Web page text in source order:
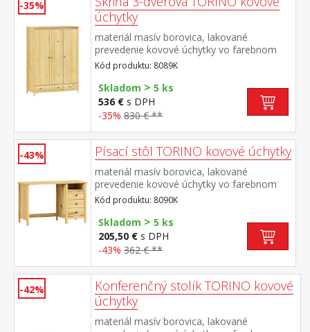
-35%
úchytky
materiál masív borovica, lakované
prevedenie kovové úchytky vo farebnom
prevedení černená mosadz priestor delený
v pomere 2:1 širšia časť šatníková tyč a
polica, užšia časť 3 police v spodnej časti 2
zásuvky s kovovými pojazdmi odporúčaný
nadstavec 8189K
Kód produktu: 8089K
Skladom > 5 ks
536 € s DPH
-35% 830 € **
-43% Písací stôl TORINO kovové úchytky
materiál masív borovica, lakované
prevedenie kovové úchytky vo farebnom
prevedení černená mosadz 3 zásuvky s
kovovými pojazdmi, 1 polica výsuv nie je
súčasťou dodávky k stolu je možné dokúpiť
výsuvnú dosku na klávesnicu 8840
Kód produktu: 8090K
Skladom > 5 ks
205,50 € s DPH
-43% 362 € **
-42%
Konferenčný stolík TORINO kovové
úchytky
materiál masív borovica, lakované